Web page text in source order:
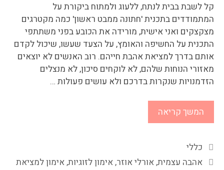
קל לשבת בבית לנתח, ללעוג ולמתוח ביקורת על
המתמודדים בתכנית 'חתונה ממבט ראשון' כמה מקטרגים
מצקצקים ואני אישית, מורידה את הכובע בפני משתתפי
התכנית על החשיפה והאומץ, על הצעד שעשו, שיכול לקדם
אותם בדרך למציאת אהבת חייהם. רוב האנשים לא יוצאים
מאזורי הנוחות שלהם, לא לוקחים סיכון, לא מנצלים
הזדמנויות שנקרות בדרכם ולא עושים פעולות …
המשך קריאה
כללי
אהבה עצמית,אורלי אוזר,אימון לזוגיות,אימון למציאת